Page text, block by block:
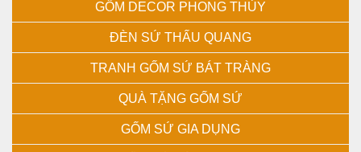
GỐM DECOR PHONG THỦY
ĐÈN SỨ THẤU QUANG
TRANH GỐM SỨ BÁT TRÀNG
QUÀ TẶNG GỐM SỨ
GỐM SỨ GIA DỤNG